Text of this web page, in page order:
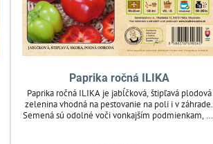
Paprika ročná ILIKA
Paprika ročná ILIKA je jabĺčková, štipľavá plodová
zelenina vhodná na pestovanie na poli i v záhrade.
Semená sú odolné voči vonkajším podmienkam, čo